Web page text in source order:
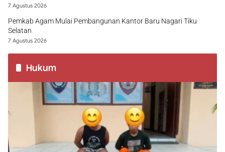
7 Agustus 2026
Pemkab Agam Mulai Pembangunan Kantor Baru Nagari Tiku
Selatan
7 Agustus 2026
Hukum